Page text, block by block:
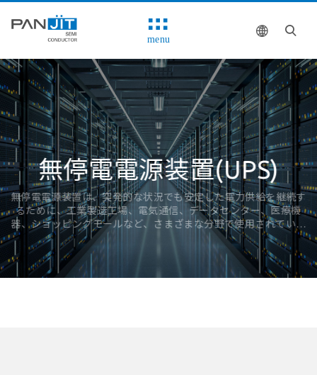
menu
無停電電源装置(UPS)
無停電電源装置は、突発的な状況でも安定した電力供給を継続す
るために、工業製造工場、電気通信、データセンター、医療機
器、ショッピングモールなど、さまざまな分野で使用されていま